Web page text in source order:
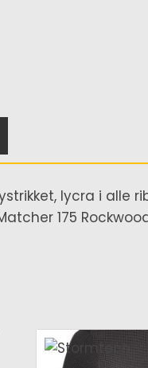
lycra i alle
175